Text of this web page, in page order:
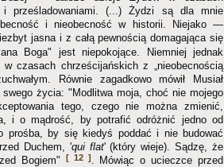
i prześladowaniami. (...) Żydzi są dla mnie
i nieobecność w historii. Niejako —
jasna i z całą pewnością domagająca się
Boga" jest niepokojące. Niemniej jednak
czasach chrześcijańskich z „nieobecnością
Równie zagadkowo mówił Musiał
życia: "Modlitwa moja, choć nie mojego
tego, czego nie można zmienić,
i o mądrość, by potrafić odróżnić jedno od
prośba, by się kiedyś poddać i nie budować
Duchem, 'qui flat' (który wieje). Sądzę, że
Bogiem"
[ 12 ]
. Mówiąc o ucieczce przed